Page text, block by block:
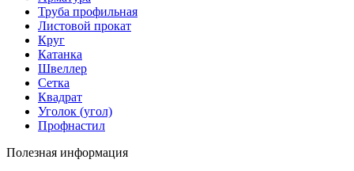
Труба профильная
Листовой прокат
Круг
Катанка
Швеллер
Сетка
Квадрат
Уголок (угол)
Профнастил
Полезная информация